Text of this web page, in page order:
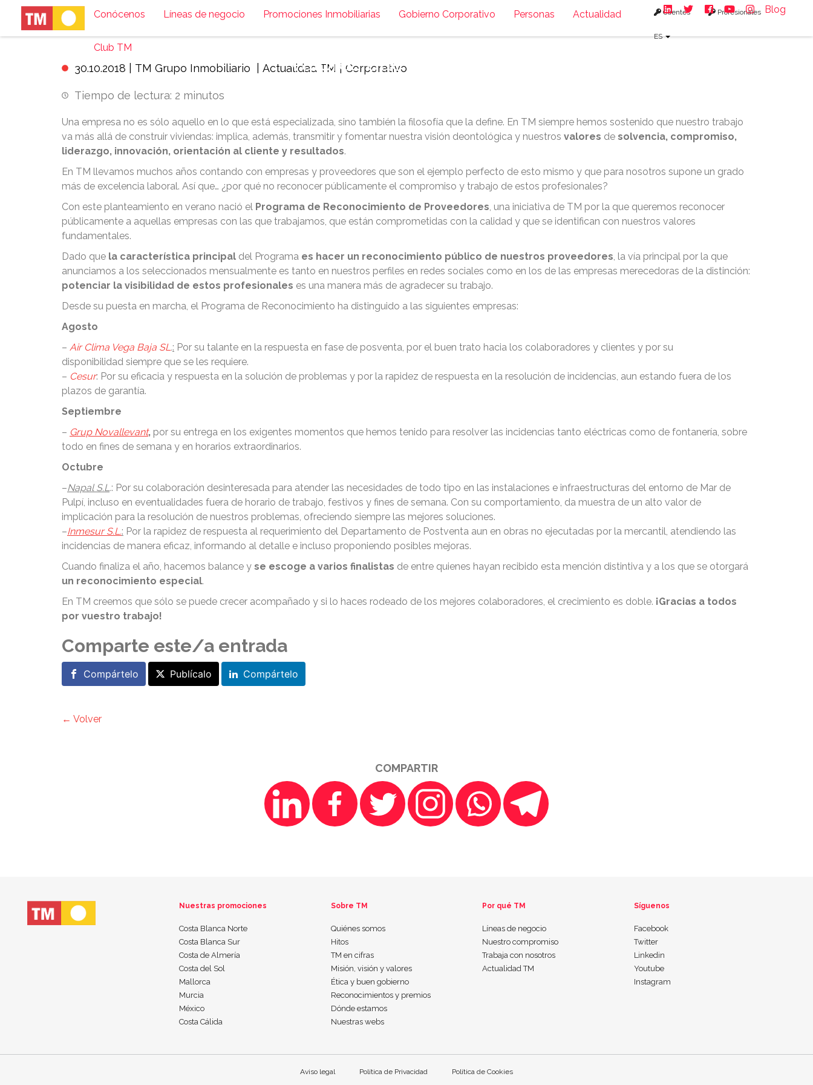
Conócenos Líneas de negocio Promociones Inmobiliarias Gobierno Corporativo Personas Actualidad
Club TM
Clientes Profesionales
ES
Blog
Programa de Reconocimiento de Proveedores: impulsando los
valores que nos definen
30.10.2018 | TM Grupo Inmobiliario Actualidad TM | Corporativo
Tiempo de lectura: 2 minutos
Una empresa no es sólo aquello en lo que está especializada, sino también la filosofía que la define. En TM siempre hemos sostenido que nuestro trabajo
va más allá de construir viviendas: implica, además, transmitir y fomentar nuestra visión deontológica y nuestros valores de solvencia, compromiso,
liderazgo, innovación, orientación al cliente y resultados.
En TM llevamos muchos años contando con empresas y proveedores que son el ejemplo perfecto de esto mismo y que para nosotros supone un grado
más de excelencia laboral. Así que… ¿por qué no reconocer públicamente el compromiso y trabajo de estos profesionales?
Con este planteamiento en verano nació el Programa de Reconocimiento de Proveedores, una iniciativa de TM por la que queremos reconocer
públicamente a aquellas empresas con las que trabajamos, que están comprometidas con la calidad y que se identifican con nuestros valores
fundamentales.
Dado que la característica principal del Programa es hacer un reconocimiento público de nuestros proveedores, la vía principal por la que
anunciamos a los seleccionados mensualmente es tanto en nuestros perfiles en redes sociales como en los de las empresas merecedoras de la distinción:
potenciar la visibilidad de estos profesionales es una manera más de agradecer su trabajo.
Desde su puesta en marcha, el Programa de Reconocimiento ha distinguido a las siguientes empresas:
Agosto
– Air Clima Vega Baja SL.: Por su talante en la respuesta en fase de posventa, por el buen trato hacia los colaboradores y clientes y por su
disponibilidad siempre que se les requiere.
– Cesur: Por su eficacia y respuesta en la solución de problemas y por la rapidez de respuesta en la resolución de incidencias, aun estando fuera de los
plazos de garantía.
Septiembre
– Grup Novallevant, por su entrega en los exigentes momentos que hemos tenido para resolver las incidencias tanto eléctricas como de fontanería, sobre
todo en fines de semana y en horarios extraordinarios.
Octubre
–Napal S.L.: Por su colaboración desinteresada para atender las necesidades de todo tipo en las instalaciones e infraestructuras del entorno de Mar de
Pulpí, incluso en eventualidades fuera de horario de trabajo, festivos y fines de semana. Con su comportamiento, da muestra de un alto valor de
implicación para la resolución de nuestros problemas, ofreciendo siempre las mejores soluciones.
–Inmesur S.L.: Por la rapidez de respuesta al requerimiento del Departamento de Postventa aun en obras no ejecutadas por la mercantil, atendiendo las
incidencias de manera eficaz, informando al detalle e incluso proponiendo posibles mejoras.
Cuando finaliza el año, hacemos balance y se escoge a varios finalistas de entre quienes hayan recibido esta mención distintiva y a los que se otorgará
un reconocimiento especial.
En TM creemos que sólo se puede crecer acompañado y si lo haces rodeado de los mejores colaboradores, el crecimiento es doble. ¡Gracias a todos
por vuestro trabajo!
Comparte este/a entrada
Compártelo Publícalo Compártelo
← Volver
COMPARTIR
Nuestras promociones
Costa Blanca Norte
Costa Blanca Sur
Costa de Almería
Costa del Sol
Mallorca
Murcia
México
Costa Cálida
Sobre TM
Quiénes somos
Hitos
TM en cifras
Misión, visión y valores
Ética y buen gobierno
Reconocimientos y premios
Dónde estamos
Nuestras webs
Por qué TM
Líneas de negocio
Nuestro compromiso
Trabaja con nosotros
Actualidad TM
Síguenos
Facebook
Twitter
Linkedin
Youtube
Instagram
Aviso legal Política de Privacidad Política de Cookies